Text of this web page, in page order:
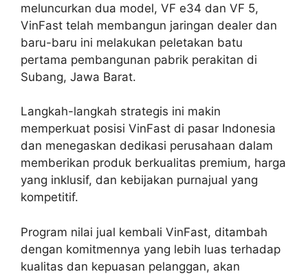
meluncurkan dua model, VF e34 dan VF 5,
VinFast telah membangun jaringan dealer dan
baru-baru ini melakukan peletakan batu
pertama pembangunan pabrik perakitan di
Subang, Jawa Barat.
Langkah-langkah strategis ini makin
memperkuat posisi VinFast di pasar Indonesia
dan menegaskan dedikasi perusahaan dalam
memberikan produk berkualitas premium, harga
yang inklusif, dan kebijakan purnajual yang
kompetitif.
Program nilai jual kembali VinFast, ditambah
dengan komitmennya yang lebih luas terhadap
kualitas dan kepuasan pelanggan, akan